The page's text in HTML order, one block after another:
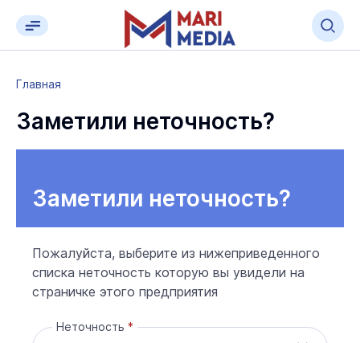
Главная
Заметили неточность?
Заметили неточность?
Пожалуйста, выберите из нижеприведенного
списка неточность которую вы увидели на
страничке этого предприятия
Неточность